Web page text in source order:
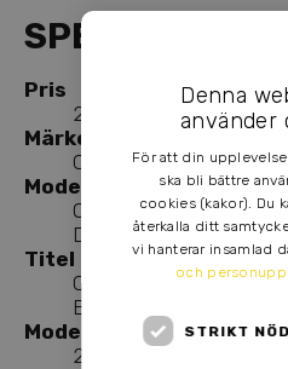
SPECIFIKATION
Pris
250 900,00 kr
Märke
Can-Am
Modell
Outlander 6x6
DEMO
Titel
Can-Am Outlander 6x6
Black TB DE
Modellår
2026
Denna
använder
För att din
ska bli bättre
cookies (kakor). Du
återkalla ditt
vi hanterar insamlad
och
STRIKT